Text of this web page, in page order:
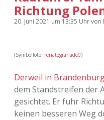
Richtung
20. Juni 2021 um 13:35 Uhrvon
(Symbolfoto: renategranade0)
Derweil in
dem Standstreifen der
gesichtet. Er fuhr
keinen besseren Weg